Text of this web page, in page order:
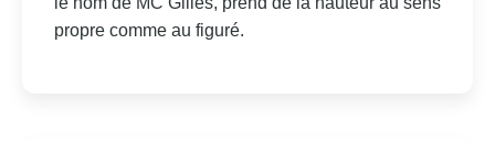
propre comme au figuré.